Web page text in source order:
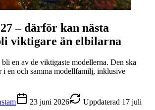
– därför kan nästa
viktigare än elbilarna
en av de viktigaste modellerna. Den ska
en och samma modellfamilj, inklusive
23 juni 2026 Uppdaterad 17 juli